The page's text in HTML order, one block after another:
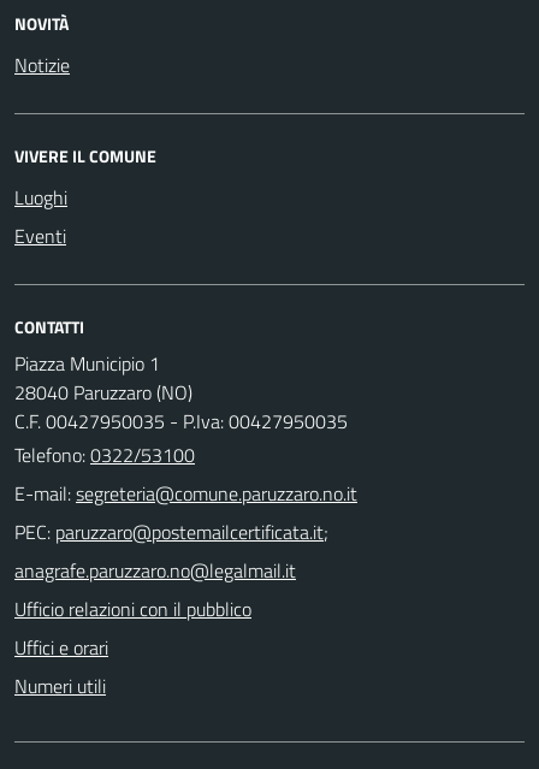
NOVITÀ
Notizie
VIVERE IL COMUNE
Luoghi
Eventi
CONTATTI
Piazza Municipio 1
28040 Paruzzaro (NO)
C.F. 00427950035 - P.Iva: 00427950035
Telefono:0322/53100
E-mail:
PEC:
;
Ufficio relazioni con il pubblico
Uffici e orari
Numeri utili